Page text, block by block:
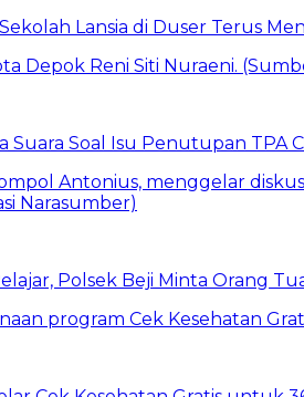
Lansia di Duser Terus
Suara Soal Isu Penutupan TPA
Polsek Beji Minta Orang